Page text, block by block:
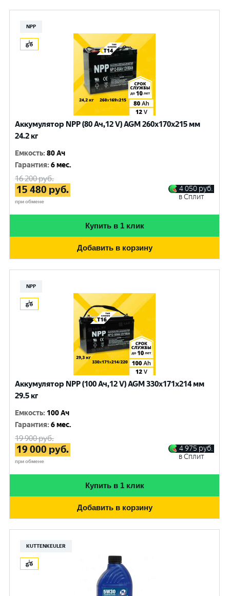
NPP
Аккумулятор NPP (80 Ач,12 V) AGM 260x170x215 мм
24.2 кг
Емкость:80 Ач
Гарантия:6 мес.
16 200руб.
15 480 руб.
при обмене
4 050 руб.
в Сплит
Купить в 1 клик
Добавить в корзину
NPP
Аккумулятор NPP (100 Ач,12 V) AGM 330x171x214 мм
29.5 кг
Емкость: 100 Ач
Гарантия:6 мес.
19 900руб.
19 000 руб.
при обмене
4 975 руб.
в Сплит
Купить в 1 клик
Добавить в корзину
KUTTENKEULER